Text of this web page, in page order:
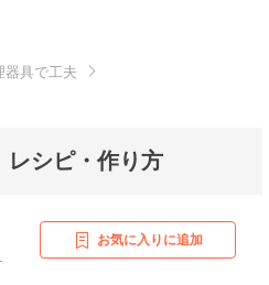
器具で工夫
レシピ・作り方
お気に入りに追加